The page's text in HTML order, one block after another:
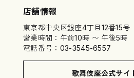
店舗情報
東京都中央区銀座4丁目12番15号
営業時間：午前10時 〜 午後5時
電話番号：03-3545-6557
歌舞伎座公式サイ